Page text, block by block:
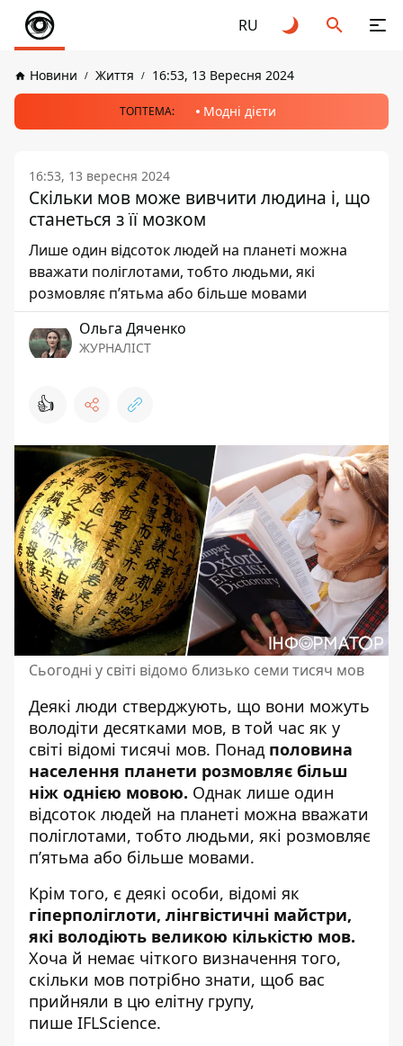
RU
Новини Життя 16:53, 13 Вересня 2024
ТОПТЕМА: Модні дієти
16:53, 13 вересня 2024
Скільки мов може вивчити людина і, що
станеться з її мозком
Лише один відсоток людей на планеті можна
вважати поліглотами, тобто людьми, які
розмовляє п’ятьма або більше мовами
Ольга Дяченко
ЖУРНАЛІСТ
👍
Сьогодні у світі відомо близько семи тисяч мов
Деякі люди стверджують, що вони можуть
володіти десятками мов, в той час як у
світі відомі тисячі мов. Понад половина
населення планети розмовляє більш
ніж однією мовою. Однак лише один
відсоток людей на планеті можна вважати
поліглотами, тобто людьми, які розмовляє
п’ятьма або більше мовами.
Крім того, є деякі особи, відомі як
гіперполіглоти, лінгвістичні майстри,
які володіють великою кількістю мов.
Хоча й немає чіткого визначення того,
скільки мов потрібно знати, щоб вас
прийняли в цю елітну групу,
пише IFLScience.